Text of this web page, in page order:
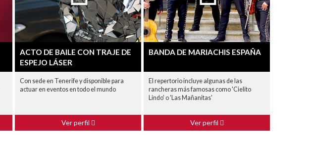
ACTO DE BAILE CON TRAJE DE
ESPEJO LÁSER
Con sede en Tenerife y disponible para
actuar en eventos en todo el mundo
Ver perfil
BANDA DE MARIACHIS ESPAÑA
El repertorio incluye algunas de las
rancheras más famosas como 'Cielito
Lindo' o 'Las Mañanitas'
Ver perfil